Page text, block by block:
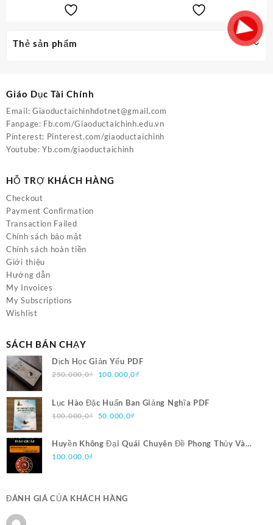
Thẻ sản phẩm
Giáo Dục Tài Chính
Email: Giaoductaichinhdotnet@gmail.com
Fanpage: Fb.com/Giaoductaichinh.edu.vn
Pinterest: Pinterest.com/giaoductaichinh
Youtube:Yb.com/giaoductaichinh
HỖ TRỢ KHÁCH HÀNG
Checkout
Payment Confirmation
Transaction Failed
Chính sách bảo mật
Chính sách hoàn tiền
Giới thiệu
Hướng dẫn
My Invoices
My Subscriptions
Wishlist
SÁCH BÁN CHẠY
Dịch Học Giản Yếu PDF
250.000,0₫ Giá
là:
250.000,0₫.
100.000,0₫Giá
tại
Lục Hào Đặc Huấn Ban Giảng Nghĩa PDF
100.000,0₫ Giá
là:
50.000,0₫
tại
Huyền Không Đại Quái Chuyên Đề Phong Thủy Và
Trạch Nhật Pháp PDF
100.000,0₫
ĐÁNH GIÁ CỦA KHÁCH HÀNG